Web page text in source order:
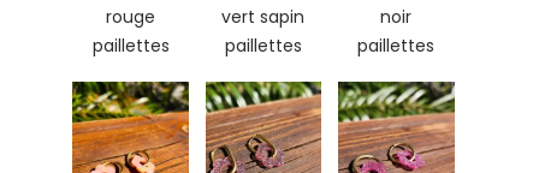
rouge
paillettes
vert sapin
paillettes
noir
paillettes